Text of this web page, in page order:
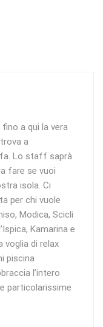
a qui la vera
a
Lo staff saprà
fare se vuoi
isola. Ci
per chi vuole
Modica, Scicli
Kamarina e
voglia di relax
piscina
l’intero
particolarissime